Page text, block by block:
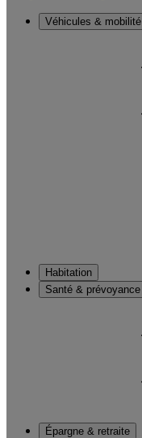
Véhicules & mobilité
Habitation
Santé & prévoyance
Épargne & retraite